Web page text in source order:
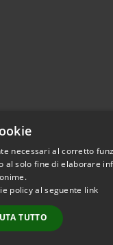
© 2026 • Comune
necessari al corretto
al solo fine di elaborare
policy al seguente link
TUTTO